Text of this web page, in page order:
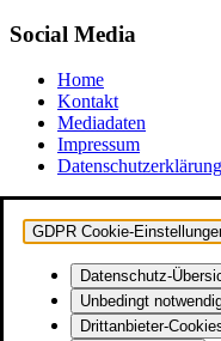
Social Media
Home
Kontakt
Mediadaten
Impressum
Datenschutzerklärung
GDPR Cookie-
Datenschutz-
Unbedingt
Drittanbieter-